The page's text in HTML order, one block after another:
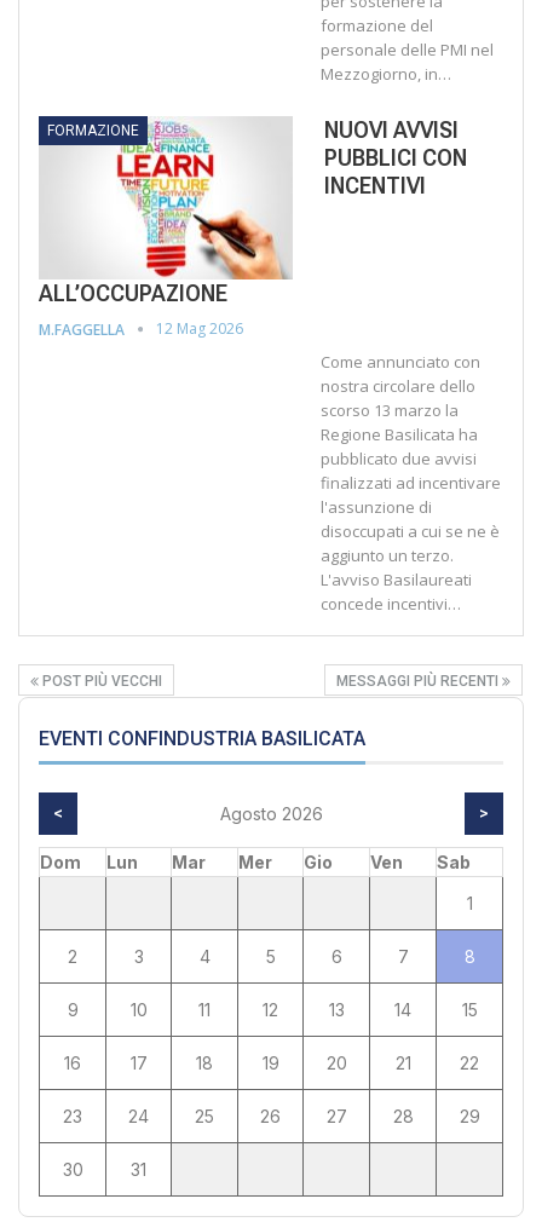
formazione del
personale delle PMI nel
Mezzogiorno, in…
FORMAZIONE
NUOVI AVVISI
PUBBLICI CON
INCENTIVI
ALL’OCCUPAZIONE
M.FAGGELLA 12 Mag 2026
Come annunciato con
nostra circolare dello
scorso 13 marzo la
Regione Basilicata ha
pubblicato due avvisi
finalizzati ad incentivare
l'assunzione di
disoccupati a cui se ne è
aggiunto un terzo.
L'avviso Basilaureati
concede incentivi…
POST PIÙ VECCHI MESSAGGI PIÙ RECENTI
EVENTI CONFINDUSTRIA BASILICATA
< Agosto 2026 >
Dom Lun Mar Mer Gio Ven
Sab
1
2 3 4 5 6 7 8
9 10 11 12 13 14 15
16 17 18 19 20 21 22
23 24 25 26 27 28 29
30 31